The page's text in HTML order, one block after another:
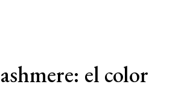
el color